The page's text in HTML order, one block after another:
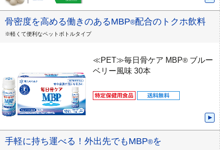
骨密度を高める働きのあるMBP®配合のトクホ飲料
※軽くて便利なペットボトルタイプ
≪PET≫毎日骨ケア MBP®ブルー
ベリー風味 30本
手軽に持ち運べる！外出先でもMBP®を